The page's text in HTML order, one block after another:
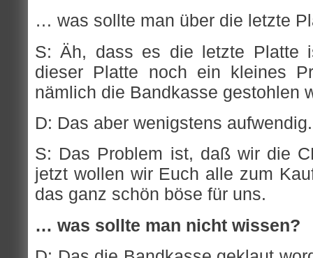
… was sollte man über die letzte
S: Äh, dass es die letzte Platte
dieser Platte noch ein kleines
nämlich die Bandkasse gestohlen
D: Das aber wenigstens aufwendig.
S: Das Problem ist, daß wir die
jetzt wollen wir Euch alle zum
das ganz schön böse für uns.
… was sollte man nicht wissen?